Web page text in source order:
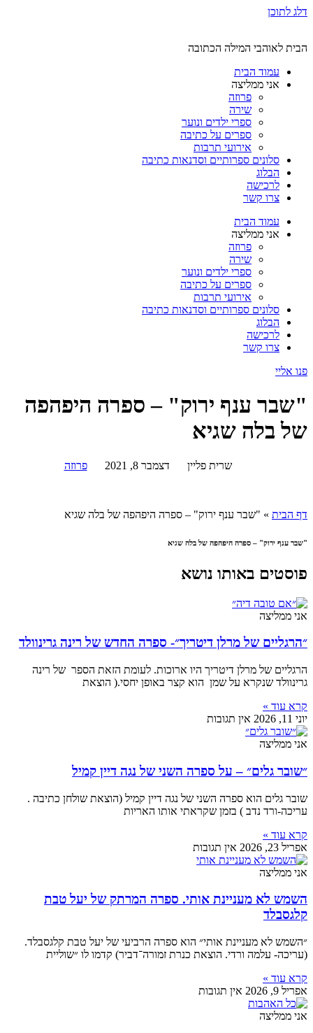
דלג לתוכן
הבית לאוהבי המילה הכתובה
עמוד הבית
אני ממליצה
פרוזה
שירה
ספרי ילדים ונוער
ספרים על כתיבה
אירועי תרבות
סלונים ספרותיים וסדנאות כתיבה
הבלוג
לרכישה
צרו קשר
עמוד הבית
אני ממליצה
פרוזה
שירה
ספרי ילדים ונוער
ספרים על כתיבה
אירועי תרבות
סלונים ספרותיים וסדנאות כתיבה
הבלוג
לרכישה
צרו קשר
פנו אליי
"שבר ענף ירוק" – ספרה היפהפה
של בלה שגיא
שרית פליין דצמבר 8, 2021 פרוזה
דף הבית » "שבר ענף ירוק" – ספרה היפהפה של בלה שגיא
"שבר ענף ירוק" – ספרה היפהפה של בלה שגיא
פוסטים באותו נושא
אני ממליצה
״הרגליים של מרלן דיטריך״- ספרה החדש של רינה גרינוולד
הרגליים של מרלן דיטריך היו ארוכות. לעומת הזאת הספר של רינה
גרינוולד שנקרא על שמן הוא קצר באופן יחסי.( הוצאת
קרא עוד »
יוני 11, 2026
אין תגובות
אני ממליצה
״שובר גלים״ – על ספרה השני של נגה דיין קמיל
שובר גלים הוא ספרה השני של נגה דיין קמיל (הוצאת שולחן כתיבה .
עריכה-ורד נדב ) בזמן שקראתי אותו האריות
קרא עוד »
אפריל 23, 2026
אין תגובות
אני ממליצה
השמש לא מעניינת אותי. ספרה המרתק של יעל טבת
קלגסבלד
״השמש לא מעניינת אותי״ הוא ספרה הרביעי של יעל טבת קלגסבלד.
(עריכה- עלמה ורדי. הוצאת כנרת זמורה־דביר) קדמו לו ״שוליית
קרא עוד »
אפריל 9, 2026
אין תגובות
אני ממליצה